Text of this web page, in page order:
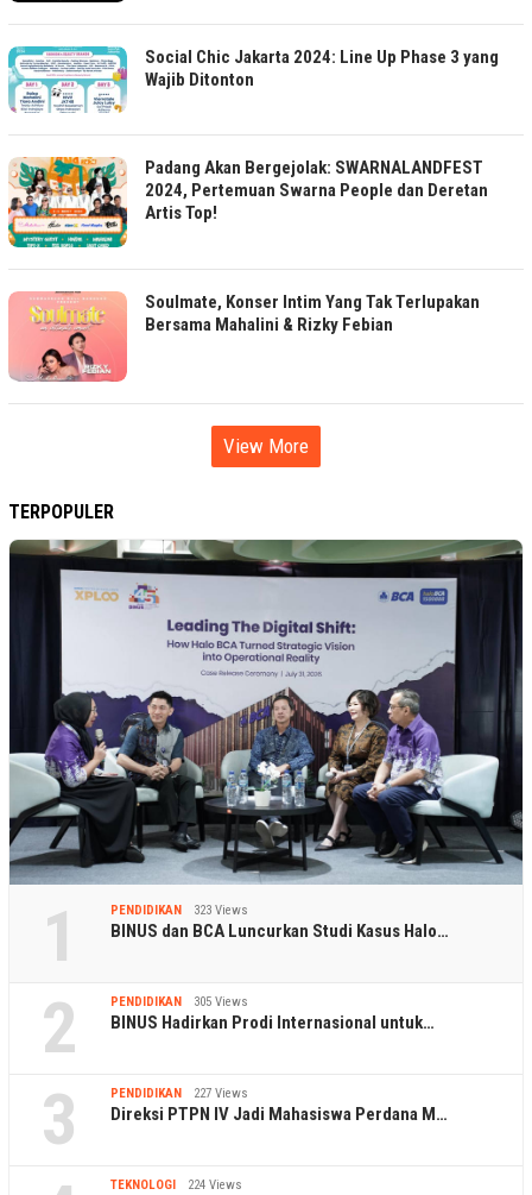
Social Chic Jakarta 2024: Line Up Phase 3 yang
Wajib Ditonton
Padang Akan Bergejolak: SWARNALANDFEST
2024, Pertemuan Swarna People dan Deretan
Artis Top!
Soulmate, Konser Intim Yang Tak Terlupakan
Bersama Mahalini & Rizky Febian
View More
TERPOPULER
1 PENDIDIKAN 323 Views
BINUS dan BCA Luncurkan Studi Kasus Halo…
2 PENDIDIKAN 305 Views
BINUS Hadirkan Prodi Internasional untuk…
3 PENDIDIKAN 227 Views
Direksi PTPN IV Jadi Mahasiswa Perdana M…
TEKNOLOGI 224 Views